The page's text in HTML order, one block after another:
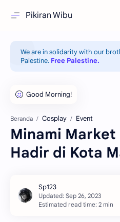
Pikiran Wibu
We are in solidarity with our
Palestine. Free Palestine.
Beranda Cosplay Event
Minami
Hadir di Kota
Estimated read time: 2 min